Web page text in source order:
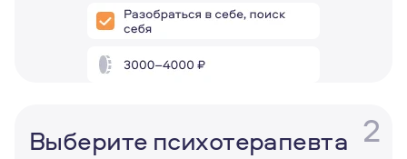
2
Выберите психотерапевта